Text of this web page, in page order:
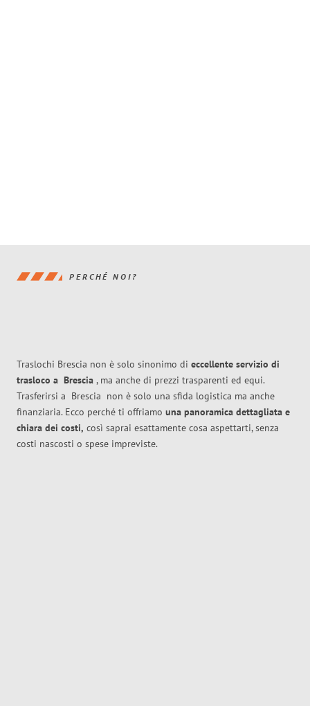
PERCHÉ NOI?
Traslochi Brescia non è solo sinonimo di eccellente servizio di
trasloco a Brescia , ma anche di prezzi trasparenti ed equi.
Trasferirsi a Brescia non è solo una sfida logistica ma anche
finanziaria. Ecco perché ti offriamo una panoramica dettagliata e
chiara dei costi, così saprai esattamente cosa aspettarti, senza
costi nascosti o spese impreviste.